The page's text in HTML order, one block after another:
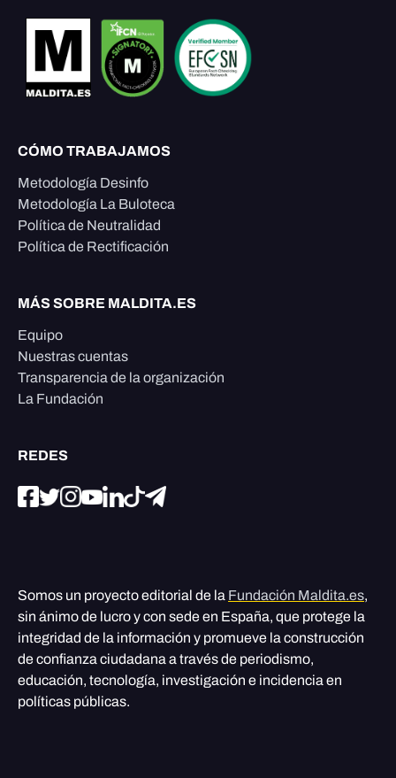
CÓMO TRABAJAMOS
Metodología Desinfo
Metodología La Buloteca
Política de Neutralidad
Política de Rectificación
MÁS SOBRE MALDITA.ES
Equipo
Nuestras cuentas
Transparencia de la organización
La Fundación
REDES
Somos un proyecto editorial de la Fundación Maldita.es,
sin ánimo de lucro y con sede en España, que protege la
integridad de la información y promueve la construcción
de confianza ciudadana a través de periodismo,
educación, tecnología, investigación e incidencia en
políticas públicas.